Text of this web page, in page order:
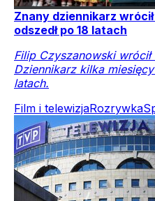
Znany dziennikarz
odszedł po 18 latach
Filip Czyszanowski
Dziennikarz kilka
latach.
Film i telewizjaRozrywka